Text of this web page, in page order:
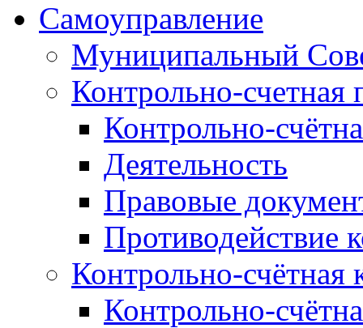
Самоуправление
Муниципальный
Контрольно-счетная
Контрольно-
Деятельность
Правовые
Противодействие
Контрольно-счётная
Контрольно-